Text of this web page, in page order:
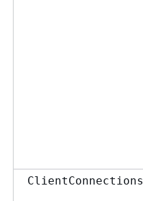
ClientConnections